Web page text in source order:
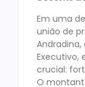
Em uma
união de
Executivo,
crucial:
O